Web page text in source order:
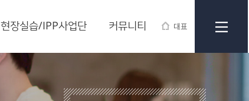
대표
현장실습/IPP사업단 커뮤니티